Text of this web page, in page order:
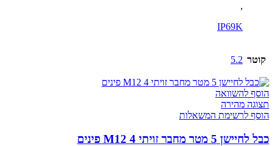
,
IP69K
קוטר 5.2
הוסף להשוואה
תצוגה מהירה
הוסף לרשימת המשאלות
כבל לחיישן 5 מטר מחבר זויתי M12 4 פינים